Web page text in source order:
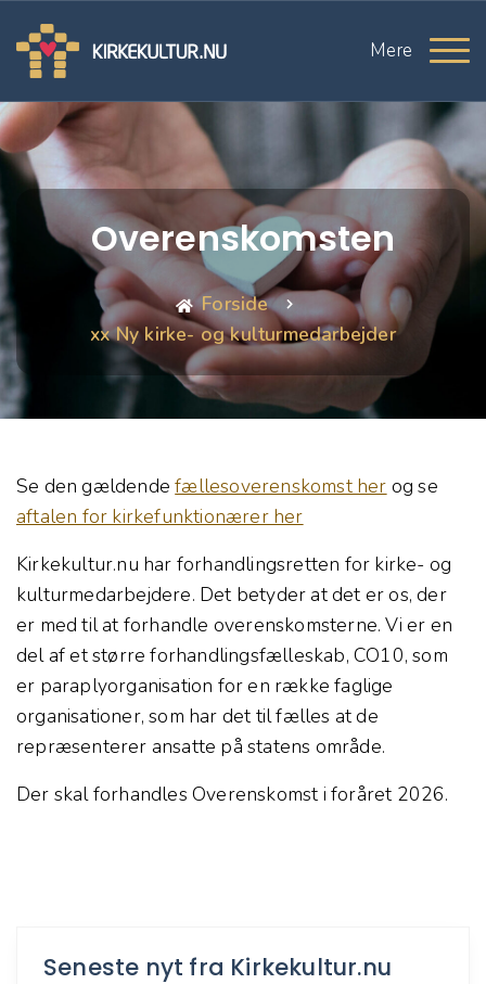
Mere
Overenskomsten
Forside
xx Ny kirke- og kulturmedarbejder
Se den gældendefællesoverenskomst her og se
aftalen for kirkefunktionærer her
Kirkekultur.nu har forhandlingsretten for kirke- og
kulturmedarbejdere. Det betyder at det er os, der
er med til at forhandle overenskomsterne. Vi er en
del af et større forhandlingsfælleskab, CO10, som
er paraplyorganisation for en række faglige
organisationer, som har det til fælles at de
repræsenterer ansatte på statens område.
Der skal forhandles Overenskomst i foråret 2026.
Seneste nyt fra Kirkekultur.nu